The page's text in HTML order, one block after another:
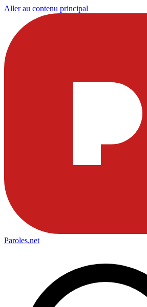
Aller au contenu principal
Paroles.net